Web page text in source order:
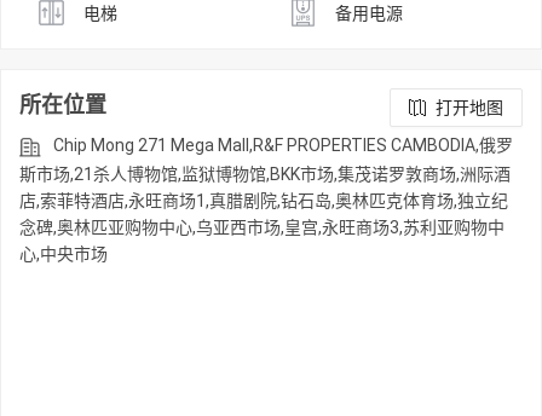
电梯 备用电源
所在位置
打开地图
Chip Mong 271 Mega Mall,R&F PROPERTIES CAMBODIA,俄罗
斯市场,21杀人博物馆,监狱博物馆,BKK市场,集茂诺罗敦商场,洲际酒
店,索菲特酒店,永旺商场1,真腊剧院,钻石岛,奥林匹克体育场,独立纪
念碑,奥林匹亚购物中心,乌亚西市场,皇宫,永旺商场3,苏利亚购物中
心,中央市场